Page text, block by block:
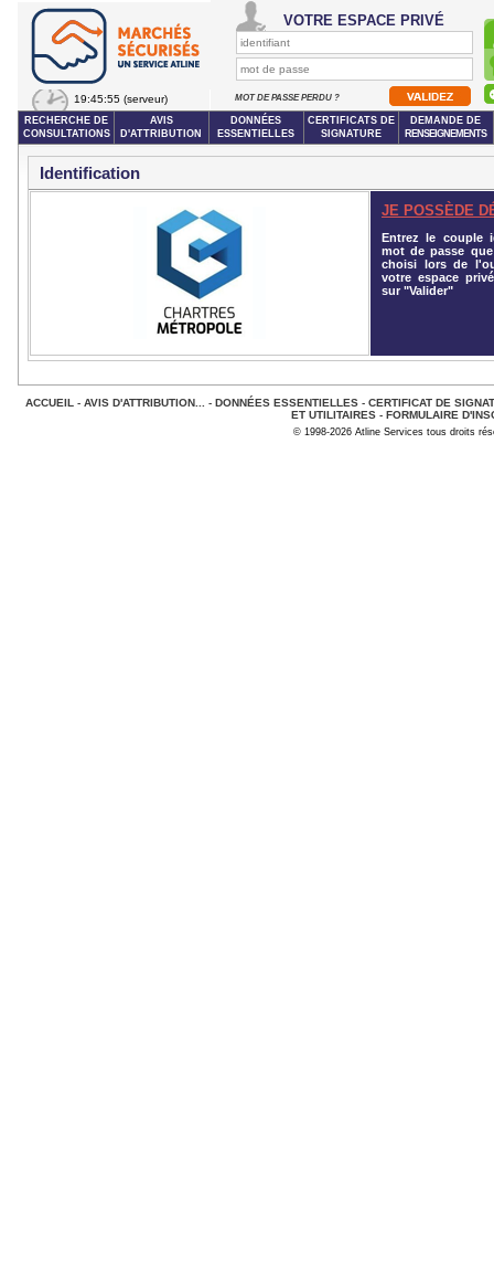
19:45:55 (serveur)
VOTRE ESPACE PRIVÉ
MOT DE PASSE PERDU ?
RECHERCHE DE
CONSULTATIONS
AVIS
D'ATTRIBUTION
DONNÉES
ESSENTIELLES
CERTIFICATS DE
SIGNATURE
DEMANDE DE
RENSEIGNEMENTS
Identification
JE POSSÈDE
Entrez le couple
mot de passe
choisi lors de
votre espace
sur "Valider"
ACCUEIL - AVIS D'ATTRIBUTION... - DONNÉES ESSENTIELLES- CERTIFICAT DE
ET UTILITAIRES - FORMULAIRE
© 1998-2026 Atline Services tous droits